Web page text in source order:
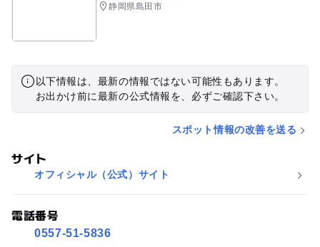
静岡県島田市
以下情報は、最新の情報ではない可能性もあります。
お出かけ前に最新の公式情報を、必ずご確認下さい。
スポット情報の改善を送る
サイト
オフィシャル（公式）サイト
電話番号
0557-51-5836